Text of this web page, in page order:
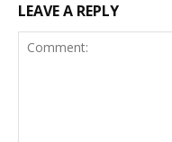
LEAVE A REPLY